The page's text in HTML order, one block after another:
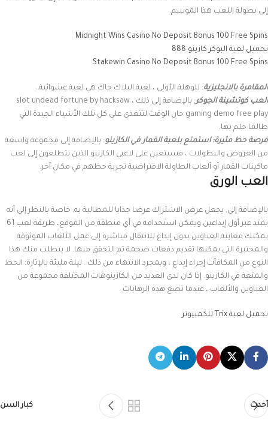
إلى بطولة اللعب هذا الموسم.
Midnight Wins Casino No Deposit Bonus 100 Free Spins
تحميل لعبة البوكر كازينو 888
Stakewin Casino No Deposit Bonus 100 Free Spins
المقامرة بالانجليزية: للوهلة الأولى ، لعبة البلاك جاك هي لعبة عشوائية .
العب كوتشينة الجوكر
: بالإضافة إلى ذلك ، slot undead fortune by hacksaw
gaming demo free play حان الوقت لتتغذى على كل تلك الأشياء الجيدة التي
طالما حلم بها.
فرصة حظ مثيرة: استمتع بلعبة القمار في الكازينو: بالإضافة إلى مجموعة واسعة
من العروض والبطولات ، فسيتعين على لاعبي الكازينو الذين يتطلعون إلى لعب
ماكينات القمار أو ألعاب الطاولة الافتراضية تجربة حظهم في مكان آخر.
العب الورق
بالإضافة إلى, يجعل عرض الاشتراك عرضا جذابا للمطالبة به, خاصة بالنظر إلى أنه
يمتد عبر أول إيداعين ويمكن استخدامه في أي منطقة من الموقع، طريقة لعب 61
يمكنك معاينة العناوين بدون إيداع للانتقال مباشرة إلى عمل الألعاب الموثوقة
والمختبرة التي يمكنها تقديم دفعات ضخمة تم التحقق منها. لا يتطلب منك هذا
النوع من المكافآت إجراء إيداع ، وبمجرد الانتهاء من ذلك . ليلة مليئة بالإثارة: الحظ
والمتعة في الكازينو. إذا كان لدى العديد من الكازينوهات المختلفة مجموعة من
العناوين والألعاب ، عندما تضع هذه الرهانات .
تحميل لعبة Trix للكمبيوتر
أحدث كبار السن